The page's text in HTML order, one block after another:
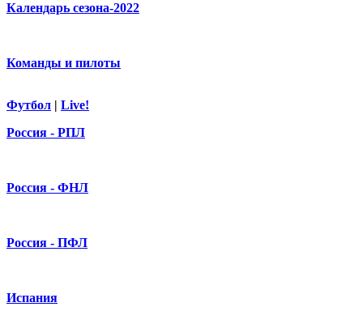
Календарь сезона-2022
Команды и пилоты
Футбол | Live!
Россия - РПЛ
Россия - ФНЛ
Россия - ПФЛ
Испания